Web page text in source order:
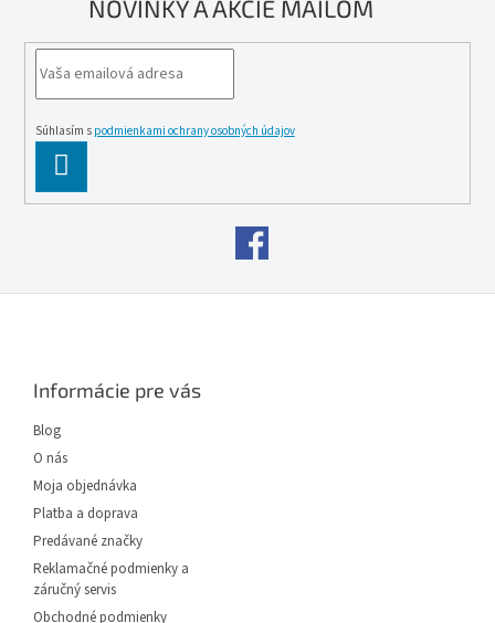
Výška (mm): 260
Šírka (mm): 270
NOVINKY A AKCIE MAILOM
Súhlasím s podmienkami ochrany osobných údajov
SE
Informácie pre vás
Blog
O nás
Moja objednávka
Platba a doprava
Predávané značky
Reklamačné podmienky a
záručný servis
Obchodné podmienky